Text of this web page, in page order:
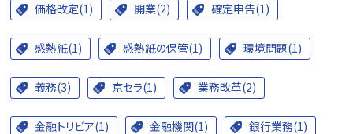
価格改定(1) 開業(2) 確定申告(1)
感熱紙(1) 感熱紙の保管(1) 環境問題(1)
義務(3) 京セラ(1) 業務改革(2)
金融トリビア(1) 金融機関(1) 銀行業務(1)